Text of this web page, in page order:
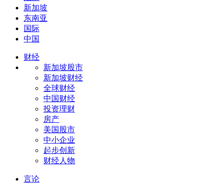
新加坡
东南亚
国际
中国
财经
新加坡股市
新加坡财经
全球财经
中国财经
投资理财
房产
美国股市
中小企业
起步创新
财经人物
言论